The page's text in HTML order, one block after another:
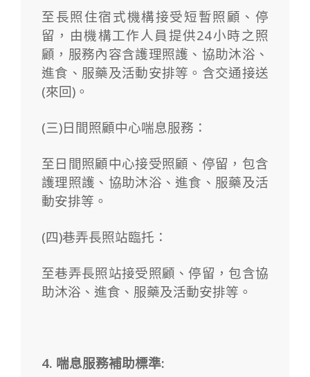
至長照住宿式機構接受短暫照顧、停
留，由機構工作人員提供24小時之照
顧，服務內容含護理照護、協助沐浴、
進食、服藥及活動安排等。含交通接送
(來回)。
(三)日間照顧中心喘息服務：
至日間照顧中心接受照顧、停留，包含
護理照護、協助沐浴、進食、服藥及活
動安排等。
(四)巷弄長照站臨托：
至巷弄長照站接受照顧、停留，包含協
助沐浴、進食、服藥及活動安排等。
4. 喘息服務補助標準: